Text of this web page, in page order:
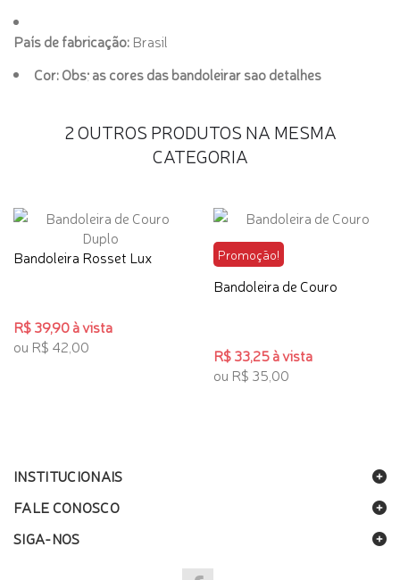
País de fabricação: Brasil
Cor: Obs; as cores das bandoleirar sao detalhes
2 OUTROS PRODUTOS NA MESMA
CATEGORIA
Bandoleira Rosset Lux
R$ 39,90 à vista
ou R$ 42,00
Promoção!
Bandoleira de Couro
R$ 33,25 à vista
ou R$ 35,00
INSTITUCIONAIS
FALE CONOSCO
SIGA-NOS